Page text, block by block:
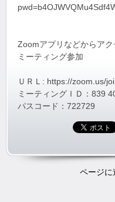
Zoomアプリなどからア
ミーティング参加
ＵＲＬ: https://zoom.us/
ミーティングＩＤ：839
パスコード：722729
ページに